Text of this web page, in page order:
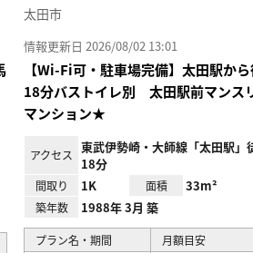
太田市
情報更新日 2026/08/02 13:01
【Wi-Fi可・駐車場完備】太田駅か
18分バストイレ別 太田駅前マンス
マンション★
アクセス
東武伊勢崎・大師線「太田駅」
18分
間取り 1K 面積 33m²
築年数 1988年 3月 築
プラン名・期間 月額目安